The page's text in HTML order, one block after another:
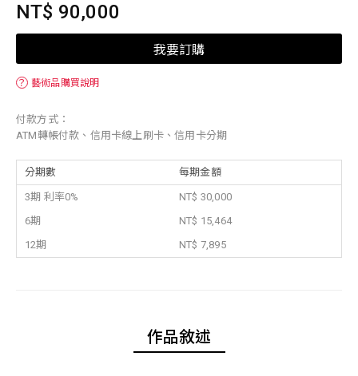
NT$ 90,000
我要訂購
？ 藝術品購買說明
付款方式：
ATM轉帳付款、信用卡線上刷卡、信用卡分期
分期數 每期金額
3期 利率0%
NT$ 30,000
6期
NT$ 15,464
12期
NT$ 7,895
作品敘述